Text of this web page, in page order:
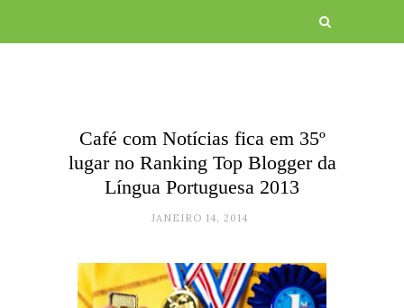
Café com Notícias fica em 35º
lugar no Ranking Top Blogger da
Língua Portuguesa 2013
JANEIRO 14, 2014